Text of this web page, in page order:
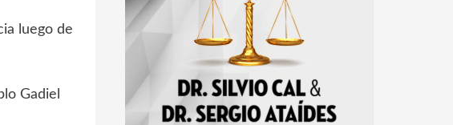
luego de
Gadiel